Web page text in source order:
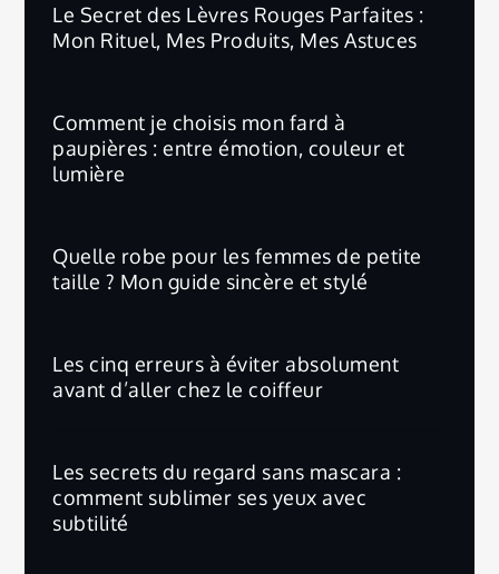
Le Secret des Lèvres Rouges Parfaites :
Mon Rituel, Mes Produits, Mes Astuces
Comment je choisis mon fard à
paupières : entre émotion, couleur et
lumière
Quelle robe pour les femmes de petite
taille ? Mon guide sincère et stylé
Les cinq erreurs à éviter absolument
avant d’aller chez le coiffeur
Les secrets du regard sans mascara :
comment sublimer ses yeux avec
subtilité